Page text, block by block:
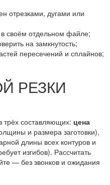
отрезками, дугами или
своём отдельном файле;
на замкнутость;
пересечений и сплайнов;
РЕЗКИ
трёх составляющих: цена
и размера заготовки),
длины всех контуров и
изгибов). Рассчитать
— без звонков и ожидания